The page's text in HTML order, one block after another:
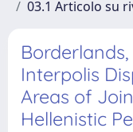
03.1 Articolo su
Interpolis
Areas of
Hellenistic